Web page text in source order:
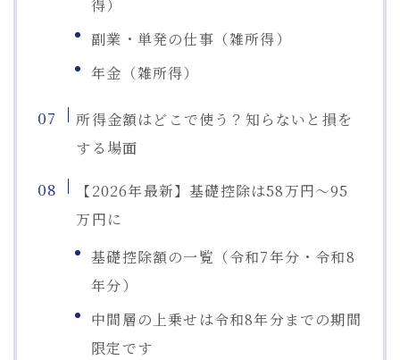
得）
副業・単発の仕事（雑所得）
年金（雑所得）
所得金額はどこで使う？知らないと損を
する場面
【2026年最新】基礎控除は58万円〜95
万円に
基礎控除額の一覧（令和7年分・令和8
年分）
中間層の上乗せは令和8年分までの期間
限定です